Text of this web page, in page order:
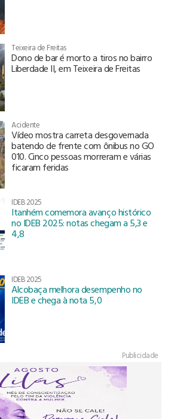
Teixeira de Freitas
Dono de bar é morto a tiros no bairro
Liberdade II, em Teixeira de Freitas
Acidente
Vídeo mostra carreta desgovernada
batendo de frente com ônibus no GO
010. Cinco pessoas morreram e várias
ficaram feridas
IDEB 2025
Itanhém comemora avanço histórico
no IDEB 2025: notas chegam a 5,3 e
4,8
IDEB 2025
Alcobaça melhora desempenho no
IDEB e chega à nota 5,0
Publicidade